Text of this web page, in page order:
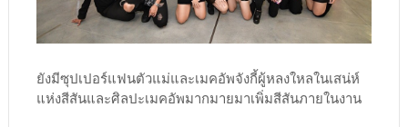
ยังมีซุปเปอร์แฟนตัวแม่และเมคอัพจังกี้ผู้หลงใหลในเสน่ห์
แห่งสีสันและศิลปะเมคอัพมากมายมาเพิ่มสีสันภายในงาน